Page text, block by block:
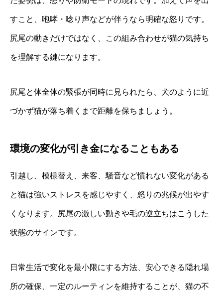
すこと、咆哮・唸り声などが伴うなら明確な怒りです。
尻尾の動きだけではなく、この組み合わせが猫の気持ち
を理解する鍵になります。
尻尾と体全体の緊張が同時に見られたら、犬のように近
づかず猫が落ち着くまで距離を保ちましょう。
環境の変化が引き金になることもある
引越し、模様替え、来客、騒音など慣れない変化がある
と猫は強いストレスを感じやすく、怒りの兆候が出やす
くなります。尻尾の激しい動きや毛の逆立ちはこうした
状態のサインです。
日常生活で変化を最小限にする方法、安心できる隠れ場
所の確保、一定のルーティンを維持することが、猫の不